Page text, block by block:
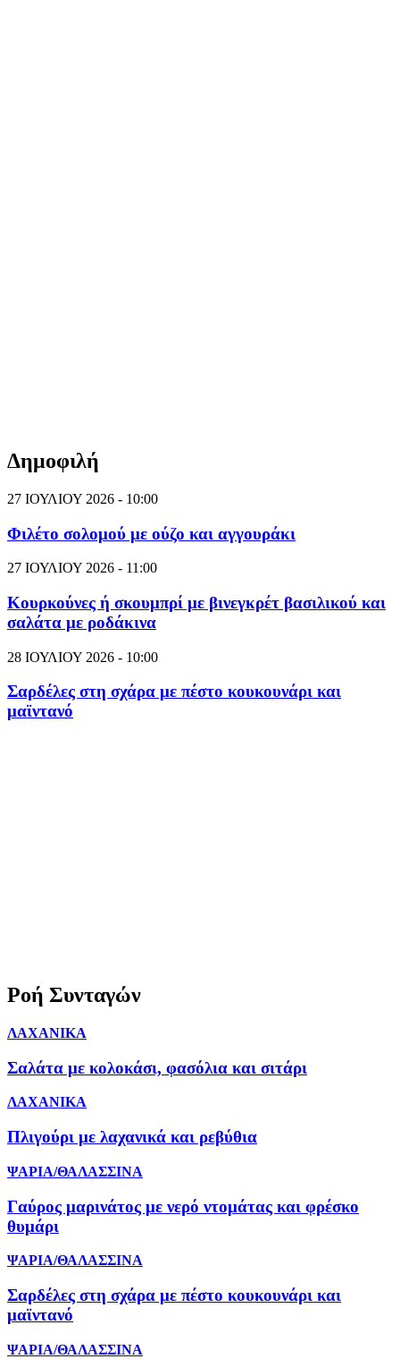
Δημοφιλή
27 ΙΟΥΛΙΟΥ 2026 - 10:00
Φιλέτο σολομού με ούζο και αγγουράκι
27 ΙΟΥΛΙΟΥ 2026 - 11:00
Κουρκούνες ή σκουμπρί με βινεγκρέτ βασιλικού και
σαλάτα με ροδάκινα
28 ΙΟΥΛΙΟΥ 2026 - 10:00
Σαρδέλες στη σχάρα με πέστο κουκουνάρι και
μαϊντανό
Ροή Συνταγών
ΛΑΧΑΝΙΚΑ
Σαλάτα με κολοκάσι, φασόλια και σιτάρι
ΛΑΧΑΝΙΚΑ
Πλιγούρι με λαχανικά και ρεβύθια
ΨΑΡΙΑ/ΘΑΛΑΣΣΙΝΑ
Γαύρος μαρινάτος με νερό ντομάτας και φρέσκο
θυμάρι
ΨΑΡΙΑ/ΘΑΛΑΣΣΙΝΑ
Σαρδέλες στη σχάρα με πέστο κουκουνάρι και
μαϊντανό
ΨΑΡΙΑ/ΘΑΛΑΣΣΙΝΑ